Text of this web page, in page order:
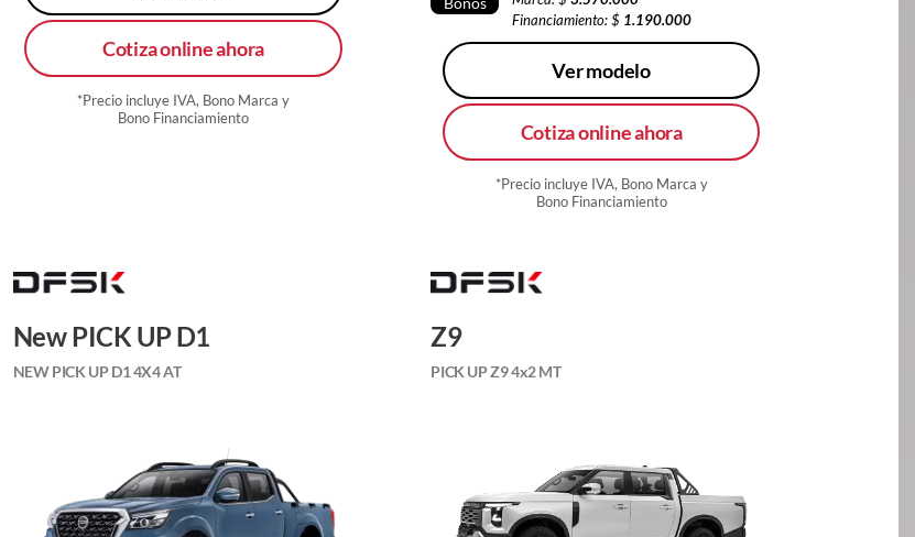
Cotiza online ahora
*Precio incluye IVA, Bono Marca y
Bono Financiamiento
Financiamiento: $ 1.190.000
Ver modelo
Cotiza online ahora
*Precio incluye IVA, Bono Marca y
Bono Financiamiento
New PICK UP D1
NEW PICK UP D1 4X4 AT
Z9
PICK UP Z9 4x2 MT